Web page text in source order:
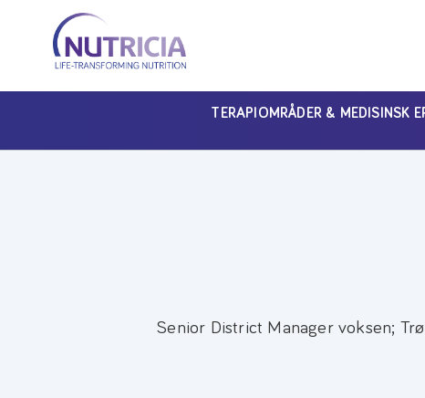
Nutricia
Nutricia
TERAPIOMRÅDER & MEDISINSK
Nutricia
Senior District Manager voksen;